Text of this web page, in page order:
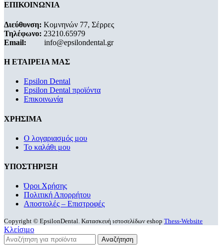
ΕΠΙΚΟΙΝΩΝΙΑ
Διεύθυνση: Κομνηνών 77, Σέρρες
Τηλέφωνο: 23210.65979
Email: info@epsilondental.gr
Η ΕΤΑΙΡΕΙΑ ΜΑΣ
Epsilon Dental
Epsilon Dental προϊόντα
Επικοινωνία
ΧΡΗΣΙΜΑ
Ο λογαριασμός μου
Το καλάθι μου
ΥΠΟΣΤΗΡΙΞΗ
Όροι Χρήσης
Πολιτική Απορρήτου
Αποστολές – Επιστροφές
Copyright © EpsilonDental. Κατασκευή ιστοσελίδων eshop Thess-Website
Κλείσιμο
Αναζήτηση